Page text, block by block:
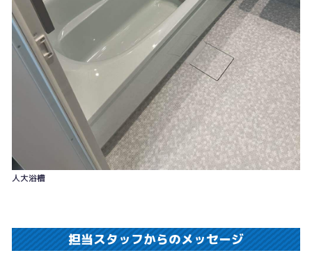
人大浴槽
担当スタッフからのメッセージ